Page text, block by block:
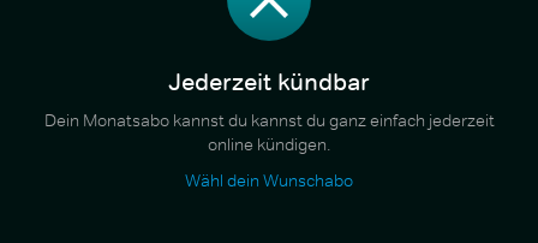
Jederzeit kündbar
Dein Monatsabo kannst du kannst du ganz einfach jederzeit
online kündigen.
Wähl dein Wunschabo